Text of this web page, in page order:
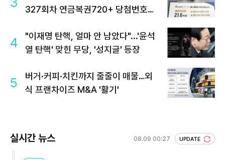
327회차 연금복권720+ 당첨번호조
4
"이재명 탄핵, 얼마 안 남았다"...'윤석
열 탄핵' 맞힌 무당, '성지글' 등장
5
버거·커피·치킨까지 줄줄이 매물…외
식 프랜차이즈 M&A '활기'
실시간 뉴스 08.09 00:27 UPDATE